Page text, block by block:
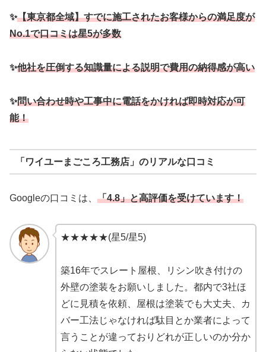
✨【東京都全域】すでに施工されたお客様からの満足度が
No.1で口コミは星5が多数
✨他社を圧倒する知識量による説明で費用の納得感が高い
✨問い合わせ時や工事中に電話をかければ即時対応が可
能！
「ワイユーまごころ工務店」のリアルな口コミ
Googleの口コミは、 「4.8」と高評価を受けています！
★★★★★(星5/星5)
築16年でスレート屋根、リシン吹き付けの
外壁の塗装をお願いしました。都内で3社ほ
どに見積を依頼、屋根は塗装でも大丈夫、カ
バー工法じゃなければ駄目とか業者によって
言うことが違っておりどれが正しいのか分か